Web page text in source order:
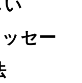
い
セー